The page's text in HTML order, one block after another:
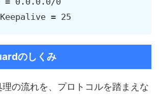
= 25
のしくみ
の流れを、プロトコルを踏まえな